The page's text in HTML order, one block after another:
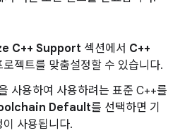
C++ Support 섹션에서 C++
로젝트를 맞춤설정할 수 있습니다.
사용하여 사용하려는 표준 C++를
Default를 선택하면 기
사용됩니다.